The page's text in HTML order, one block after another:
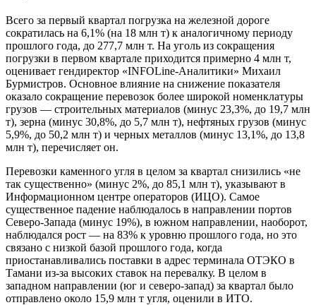
Всего за первый квартал погрузка на железной дороге
сократилась на 6,1% (на 18 млн т) к аналогичному периоду
прошлого года, до 277,7 млн т. На уголь из сокращения
погрузки в первом квартале приходится примерно 4 млн т,
оценивает гендиректор «INFOLine-Аналитики» Михаил
Бурмистров. Основное влияние на снижение показателя
оказало сокращение перевозок более широкой номенклатуры
грузов — строительных материалов (минус 23,3%, до 19,7 млн
т), зерна (минус 30,8%, до 5,7 млн т), нефтяных грузов (минус
5,9%, до 50,2 млн т) и черных металлов (минус 13,1%, до 13,8
млн т), перечисляет он.
Перевозки каменного угля в целом за квартал снизились «не
так существенно» (минус 2%, до 85,1 млн т), указывают в
Информационном центре операторов (ИЦО). Самое
существенное падение наблюдалось в направлении портов
Северо-Запада (минус 19%), в южном направлении, наоборот,
наблюдался рост — на 83% к уровню прошлого года, но это
связано с низкой базой прошлого года, когда
приостанавливались поставки в адрес терминала ОТЭКО в
Тамани из-за высоких ставок на перевалку. В целом в
западном направлении (юг и северо-запад) за квартал было
отправлено около 15,9 млн т угля, оценили в ИТО.